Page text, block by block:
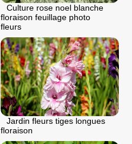
Culture rose noel blanche
floraison feuillage photo
fleurs
Jardin fleurs tiges longues
floraison